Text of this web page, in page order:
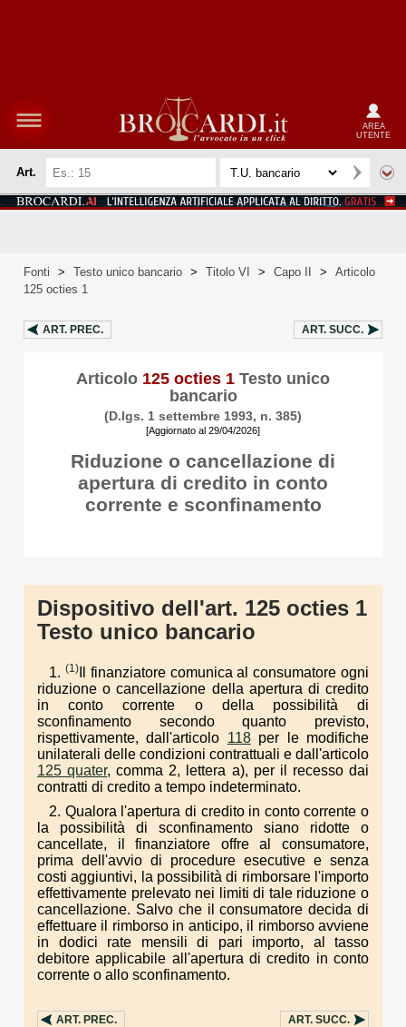
AREA
UTENTE
Art.
Fonti > Testo unico bancario > Titolo VI > Capo II >
Articolo
125 octies 1
ART. PREC. ART. SUCC.
Articolo 125 octies 1 Testo unico
bancario
(D.lgs. 1 settembre 1993, n. 385)
[Aggiornato al 29/04/2026]
Riduzione o cancellazione di
apertura di credito in conto
corrente e sconfinamento
Dispositivo dell'art. 125 octies 1
Testo unico bancario
1.(1)
Il finanziatore comunica al consumatore ogni
riduzione o cancellazione della apertura di credito
in conto corrente o della possibilità di
sconfinamento secondo quanto previsto,
rispettivamente, dall'articolo 118per le modifiche
unilaterali delle condizioni contrattuali e dall'articolo
125 quater, comma 2, lettera a), per il recesso dai
contratti di credito a tempo indeterminato.
2. Qualora l'apertura di credito in conto corrente o
la possibilità di sconfinamento siano ridotte o
cancellate, il finanziatore offre al consumatore,
prima dell'avvio di procedure esecutive e senza
costi aggiuntivi, la possibilità di rimborsare l'importo
effettivamente prelevato nei limiti di tale riduzione o
cancellazione. Salvo che il consumatore decida di
effettuare il rimborso in anticipo, il rimborso avviene
in dodici rate mensili di pari importo, al tasso
debitore applicabile all'apertura di credito in conto
corrente o allo sconfinamento.
ART. PREC. ART. SUCC.